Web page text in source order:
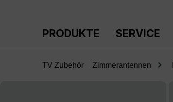
PRODUKTE SERVICE
TV Zubehör Zimmerantennen